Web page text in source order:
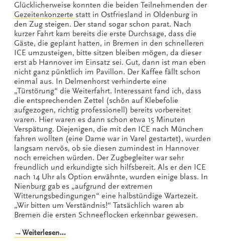
Glücklicherweise konnten die beiden Teilnehmenden der
Gezeitenkonzerte statt in Ostfriesland in Oldenburg in
den Zug steigen. Der stand sogar schon parat. Nach
kurzer Fahrt kam bereits die erste Durchsage, dass die
Gäste, die geplant hatten, in Bremen in den schnelleren
ICE umzusteigen, bitte sitzen bleiben mögen, da dieser
erst ab Hannover im Einsatz sei. Gut, dann ist man eben
nicht ganz pünktlich im Pavillon. Der Kaffee fällt schon
einmal aus. In Delmenhorst verhinderte eine
„Türstörung“ die Weiterfahrt. Interessant fand ich, dass
die entsprechenden Zettel (schön auf Klebefolie
aufgezogen, richtig professionell) bereits vorbereitet
waren. Hier waren es dann schon etwa 15 Minuten
Verspätung. Diejenigen, die mit den ICE nach München
fahren wollten (eine Dame war in Varel gestartet), wurden
langsam nervös, ob sie diesen zumindest in Hannover
noch erreichen würden. Der Zugbegleiter war sehr
freundlich und erkundigte sich hilfsbereit. Als er den ICE
nach 14 Uhr als Option erwähnte, wurden einige blass. In
Nienburg gab es „aufgrund der extremen
Witterungsbedingungen“ eine halbstündige Wartezeit.
„Wir bitten um Verständnis!“ Tatsächlich waren ab
Bremen die ersten Schneeflocken erkennbar gewesen.
→Weiterlesen…„„Wenn